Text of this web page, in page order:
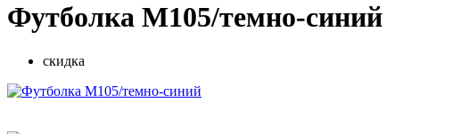
Футболка М105/темно-синий
скидка